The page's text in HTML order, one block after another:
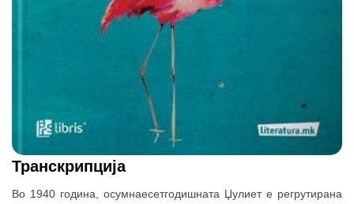
Транскрипција
Во 1940 година, осумнаесетгодишната Џулиет е регрутирана